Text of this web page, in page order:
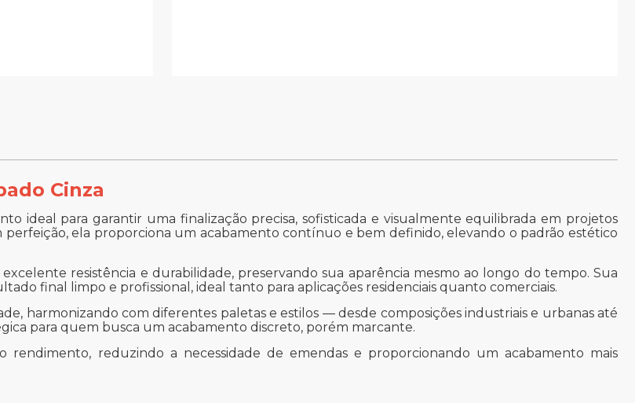
Cinza
ideal para garantir uma finalização precisa, sofisticada e visualmente equilibrada em projetos
perfeição, ela proporciona um acabamento contínuo e bem definido, elevando o padrão estético
resistência e durabilidade, preservando sua aparência mesmo ao longo do tempo. Sua
final limpo e profissional, ideal tanto para aplicações residenciais quanto comerciais.
harmonizando com diferentes paletas e estilos — desde composições industriais e urbanas até
para quem busca um acabamento discreto, porém marcante.
reduzindo a necessidade de emendas e proporcionando um acabamento mais